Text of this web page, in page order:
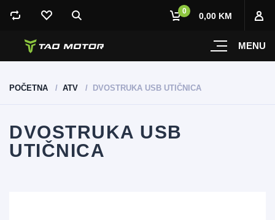
MENU
0 0,00 KM
POČETNA ATV DVOSTRUKA USB UTIČNICA
DVOSTRUKA USB
UTIČNICA